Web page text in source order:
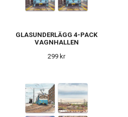
GLASUNDERLÄGG 4-PACK
VAGNHALLEN
299 kr